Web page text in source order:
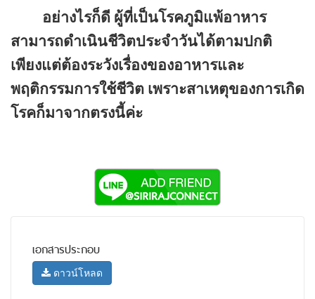
อย่างไรก็ดี ผู้ที่เป็นโรคภูมิแพ้อาหาร
สามารถดำเนินชีวิตประจำวันได้ตามปกติ
เพียงแต่ต้องระวังเรื่องของอาหารและ
พฤติกรรมการใช้ชีวิต เพราะสาเหตุของการเกิด
โรคก็มาจากตรงนี้ค่ะ
เอกสารประกอบ
ดาวน์โหลด